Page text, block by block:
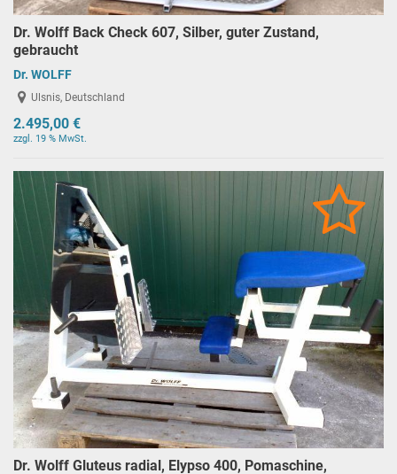
Dr. Wolff Back Check 607, Silber, guter Zustand,
gebraucht
Dr. WOLFF
Ulsnis, Deutschland
2.495,00 €
zzgl. 19 % MwSt.
Dr. Wolff Gluteus radial, Elypso 400, Pomaschine,